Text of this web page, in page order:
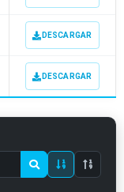
DESCARGAR
DESCARGAR